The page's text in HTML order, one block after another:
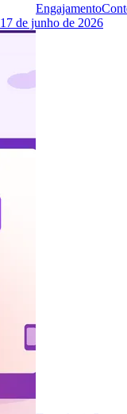
Engajamento
17 de junho de 2026